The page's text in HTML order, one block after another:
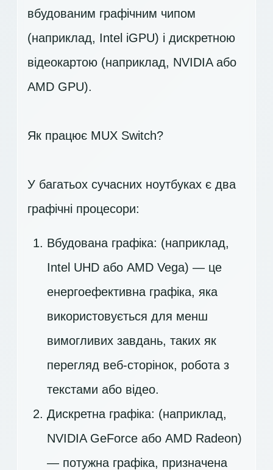
вбудованим графічним чипом
(наприклад, Intel iGPU) і дискретною
відеокартою (наприклад, NVIDIA або
AMD GPU).
Як працює MUX Switch?
У багатьох сучасних ноутбуках є два
графічні процесори:
Вбудована графіка: (наприклад,
Intel UHD або AMD Vega) — це
енергоефективна графіка, яка
використовується для менш
вимогливих завдань, таких як
перегляд веб-сторінок, робота з
текстами або відео.
Дискретна графіка: (наприклад,
NVIDIA GeForce або AMD Radeon)
— потужна графіка, призначена